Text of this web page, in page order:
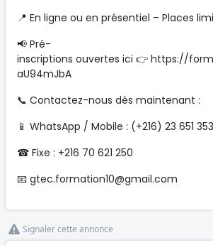
📍 En ligne ou en présentiel – Places
📢 Pré-
inscriptions ouvertes ici 👉 https://
aU94mJbA
📞 Contactez-nous dès maintenant :
📱 WhatsApp / Mobile : (+216) 23 651 353
☎ Fixe : +216 70 621 250
📧 gtec.formation10@gmail.com
Signaler cette annonce